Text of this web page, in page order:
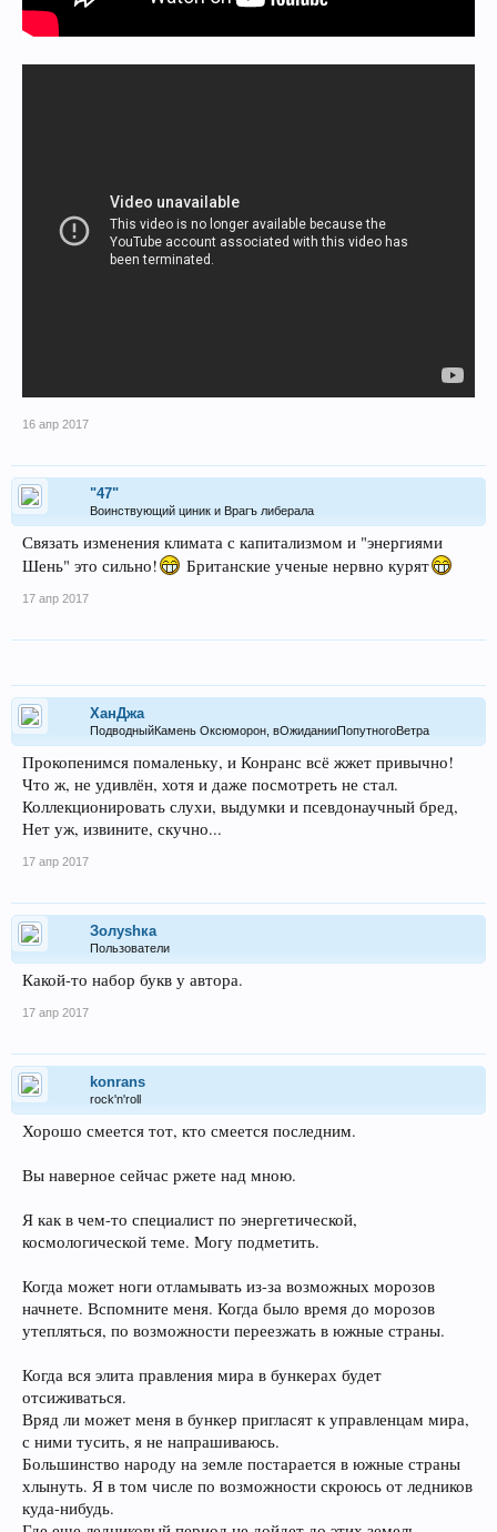
16 апр 2017
"47"
Воинствующий циник и Врагъ либерала
Связать изменения климата с капитализмом и "энергиями
Шень" это сильно!
Британские ученые нервно курят
17 апр 2017
ХанДжа
ПодводныйКамень Оксюморон, вОжиданииПопутногоВетра
Прокопенимся помаленьку, и Конранс всё жжет привычно!
Что ж, не удивлён, хотя и даже посмотреть не стал.
Коллекционировать слухи, выдумки и псевдонаучный бред,
Нет уж, извините, скучно...
17 апр 2017
Золуshка
Пользователи
Какой-то набор букв у автора.
17 апр 2017
konrans
rock'n'roll
Хорошо смеется тот, кто смеется последним.
Вы наверное сейчас ржете над мною.
Я как в чем-то специалист по энергетической,
космологической теме. Могу подметить.
Когда может ноги отламывать из-за возможных морозов
начнете. Вспомните меня. Когда было время до морозов
утепляться, по возможности переезжать в южные страны.
Когда вся элита правления мира в бункерах будет
отсиживаться.
Вряд ли может меня в бункер пригласят к управленцам мира,
с ними тусить, я не напрашиваюсь.
Большинство народу на земле постарается в южные страны
хлынуть. Я в том числе по возможности скроюсь от ледников
куда-нибудь.